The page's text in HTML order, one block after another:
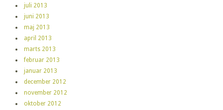
juli 2013
juni 2013
maj 2013
april 2013
marts 2013
februar 2013
januar 2013
december 2012
november 2012
oktober 2012